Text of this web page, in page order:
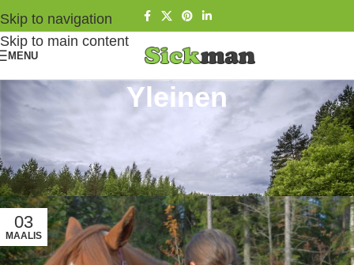
Skip to navigation
Skip to main content
MENU
Yleinen
Yleinen- kategoriassa ovat kaikki muista aiheista
kertovat kirjoitukset. Ne voivat liittyä mihin vaan
mielenkiintoiseen aihepiiriin.
03
MAALIS